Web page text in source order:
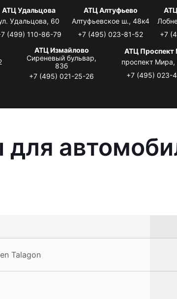
АТЦ Удальцова
Удальцова, 60
(499) 110-86-79
АТЦ Алтуфьево
Алтуфьевское ш., 48к4
+7 (495) 023-81-52
+7
АТЦ Измайлово
Сиреневый бульвар,
83б
+7 (495) 021-25-26
АТЦ Проспект
проспект Мира,
+7 (495) 023-
Talagon